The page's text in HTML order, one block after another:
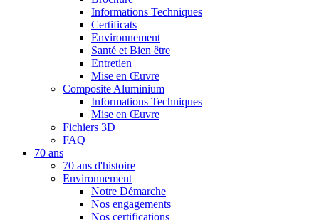
Informations Techniques
Certificats
Environnement
Santé et Bien être
Entretien
Mise en Œuvre
Composite Aluminium
Informations Techniques
Mise en Œuvre
Fichiers 3D
FAQ
70 ans
70 ans d'histoire
Environnement
Notre Démarche
Nos engagements
Nos certifications